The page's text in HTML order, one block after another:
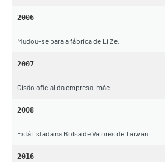
2006
Mudou-se para a fábrica de Li Ze.
2007
Cisão oficial da empresa-mãe.
2008
Está listada na Bolsa de Valores de Taiwan.
2016